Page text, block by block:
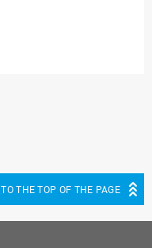
TO THE TOP OF THE PAGE